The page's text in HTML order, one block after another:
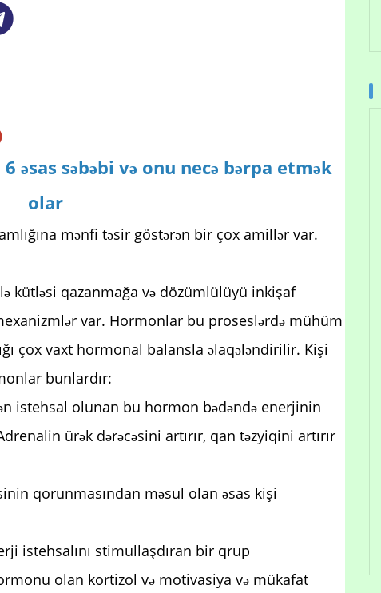
səbəbi və onu necə bərpa etmək
olar
mənfi təsir göstərən bir çox amillər var.
kütləsi qazanmağa və dözümlülüyü inkişaf
var. Hormonlar bu proseslərdə mühüm
çox vaxt hormonal balansla əlaqələndirilir. Kişi
bunlardır:
istehsal olunan bu hormon bədəndə enerjinin
ürək dərəcəsini artırır, qan təzyiqini artırır
qorunmasından məsul olan əsas kişi
istehsalını stimullaşdıran bir qrup
olan kortizol və motivasiya və mükafat